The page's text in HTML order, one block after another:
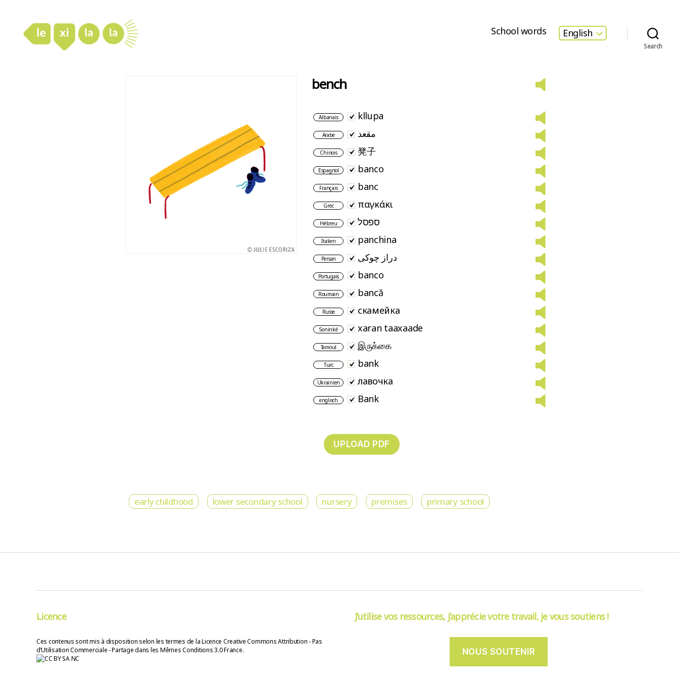
School words English
Search
bench
Albanais kllupa
Arabe مقعد
Chinois 凳子
Espagnol banco
Français banc
Grec παγκάκι
Hébreu ספסל
Italien panchina
Persan دراز چوکی
Portugais banco
Roumain bancă
Russe скамейка
Soninké xaran taaxaade
Tamoul இருக்கை
Turc bank
Ukrainien лавочка
englisch Bank
early childhood lower secondary school nursery premises primary school
Licence
Ces contenus sont mis à disposition selon les termes de la Licence Creative Commons Attribution - Pas
d’Utilisation Commerciale - Partage dans les Mêmes Conditions 3.0 France.
J’utilise vos ressources, j’apprécie votre travail, je vous soutiens !
NOUS SOUTENIR